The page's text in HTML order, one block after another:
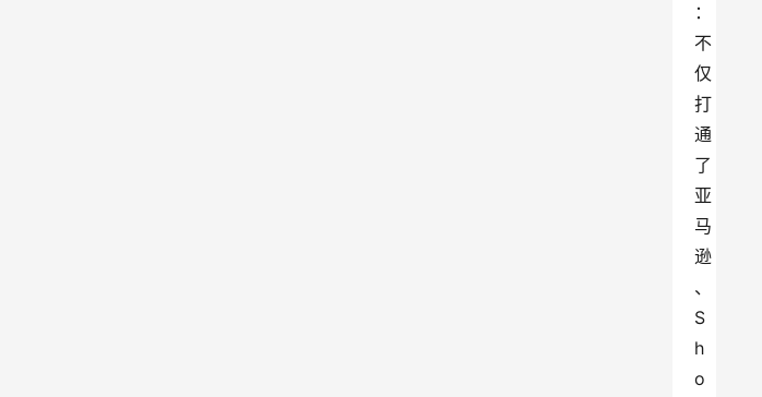
：
不
仅
打
通
了
亚
马
逊
、
S
h
o